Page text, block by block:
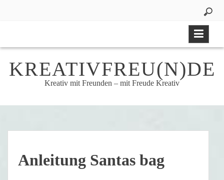
KREATIVFREU(N)DE
Kreativ mit Freunden – mit Freude Kreativ
Anleitung Santas bag